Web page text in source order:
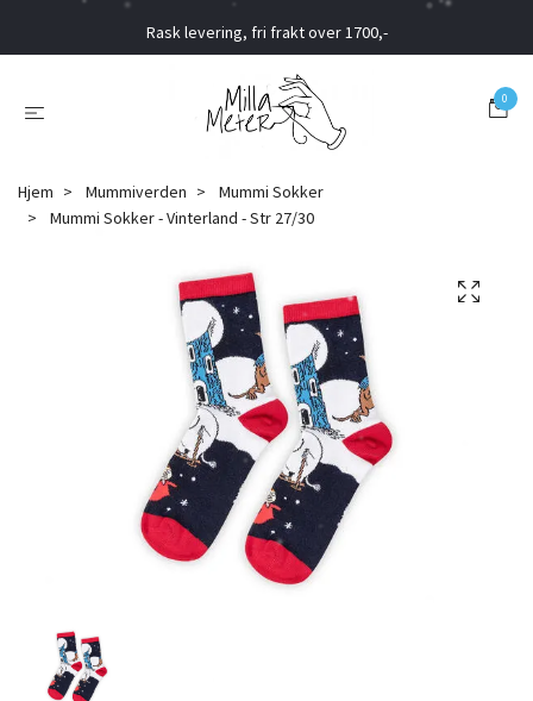
Rask levering, fri frakt over 1700,-
0
Hjem Mummiverden
Mummi Sokker
Mummi Sokker - Vinterland - Str 27/30